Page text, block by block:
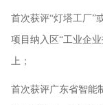
首次获评“灯塔工厂”
项目纳入区“工业企
上；
首次获评广东省智能